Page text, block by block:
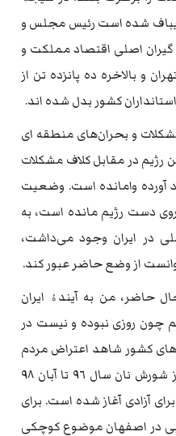
شده است رئیس مجلس و
اصلی اقتصاد مملکت و
و بالاخره ده پانزده تن از
کشور بدل شده اند.
و بحران‌های منطقه ای
در مقابل کلاف مشکلات
وامانده است. وضعیت
دست رژیم مانده است، به
در ایران وجود می‌داشت،
از وضع حاضر عبور کند.
حاضر، من به آیندۀ ایران
روزی نبوده و نیست در
کشور شاهد اعتراض مردم
علیه وضع موجود نبوده باشد. از شورش نان سال ٩٦ تا آبان ٩٨
آزادی آغاز شده است. برای
در اصفهان موضوع کوچکی